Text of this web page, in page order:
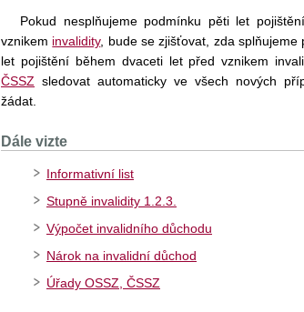
Pokud nesplňujeme podmínku pěti let
vznikem invalidity, bude se zjišťovat, zda splňujeme
let pojištění během dvaceti let před vznikem
ČSSZ sledovat automaticky ve všech nových
žádat.
Dále vizte
Informativní list
Stupně invalidity 1.2.3.
Výpočet invalidního důchodu
Nárok na invalidní důchod
Úřady OSSZ, ČSSZ